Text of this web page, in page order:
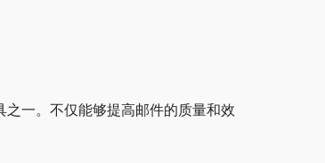
一。不仅能够提高邮件的质量和效